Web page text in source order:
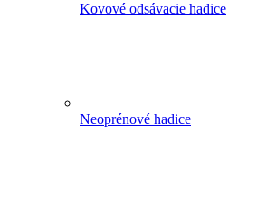
Kovové odsávacie hadice
Neoprénové hadice